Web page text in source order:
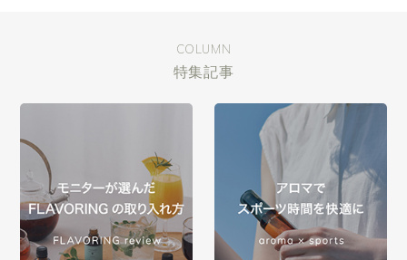
COLUMN
特集記事